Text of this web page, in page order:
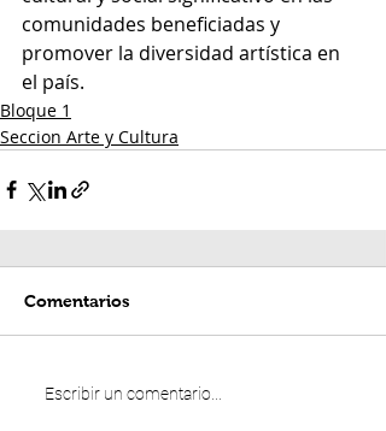
comunidades beneficiadas y
promover la diversidad artística en
el país.
Bloque 1
Seccion Arte y Cultura
Comentarios
Escribir un comentario...